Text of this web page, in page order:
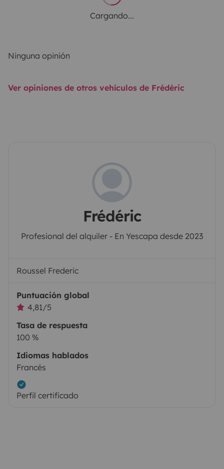
Cargando...
Ninguna opinión
Ver opiniones de otros vehículos de Frédéric
Frédéric
Profesional del alquiler - En Yescapa desde 2023
Roussel Frederic
Puntuación global
4,81/5
Tasa de respuesta
100 %
Idiomas hablados
Francés
Perfil certificado